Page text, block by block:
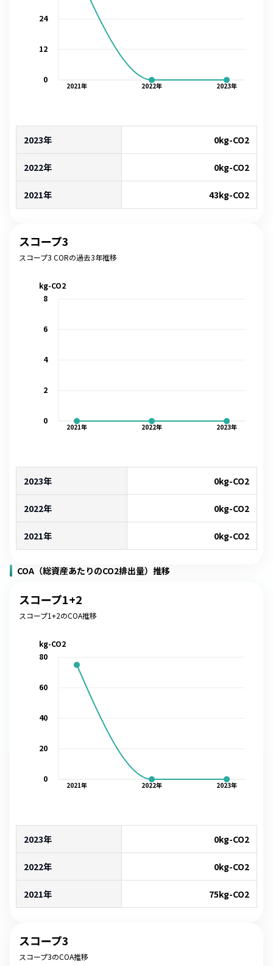
2021年 2022年 2023年
0
12
24
2023年 0kg-CO2
2022年 0kg-CO2
2021年 43kg-CO2
スコープ3
スコープ3 CORの過去3年推移
2021年 2022年 2023年
0
2
4
6
8
kg-CO2
2023年 0kg-CO2
2022年 0kg-CO2
2021年 0kg-CO2
COA（総資産あたりのCO2排出量）推移
スコープ1+2
スコープ1+2のCOA推移
2021年 2022年 2023年
0
20
40
60
80
kg-CO2
2023年 0kg-CO2
2022年 0kg-CO2
2021年 75kg-CO2
スコープ3
スコープ3のCOA推移